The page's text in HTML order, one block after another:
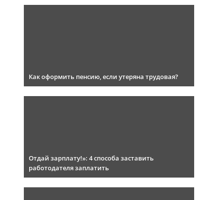
Как оформить пенсию, если утеряна трудовая?
Отдай зарплату!»: 4 способа заставить
работодателя заплатить